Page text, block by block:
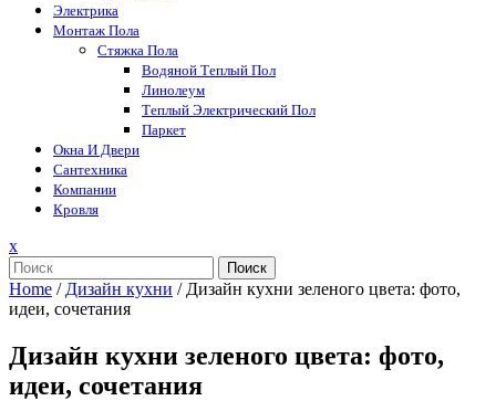
Электрика
Монтаж Пола
Стяжка Пола
Водяной Теплый Пол
Линолеум
Теплый Электрический Пол
Паркет
Окна И Двери
Сантехника
Компании
Кровля
xЗакрыть
меню
Поиск
Home / Дизайн кухни / Дизайн кухни зеленого цвета: фото,
идеи, сочетания
Дизайн кухни зеленого цвета: фото,
идеи, сочетания